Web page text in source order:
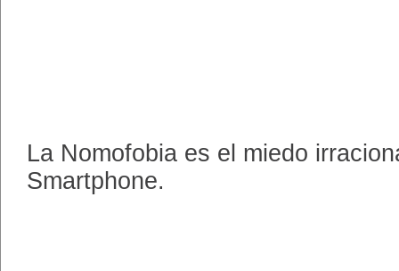
La Nomofobia es el miedo
Smartphone.